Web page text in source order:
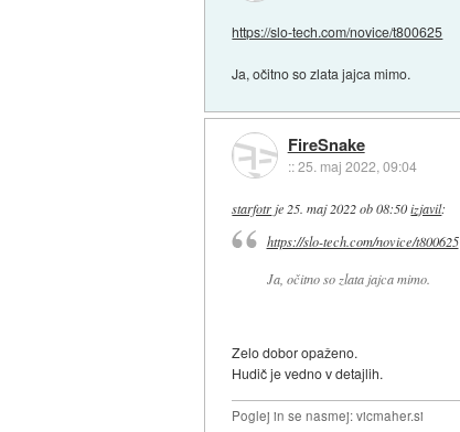
https://slo-tech.com/novice/t800625
Ja, očitno so zlata jajca mimo.
FireSnake
::25. maj 2022, 09:04
starfotr je 25. maj 2022 ob 08:50 izjavil:
https://slo-tech.com/novice/t800625
Ja, očitno so zlata jajca mimo.
Zelo dobor opaženo.
Hudič je vedno v detajlih.
Poglej in se nasmej: vicmaher.si